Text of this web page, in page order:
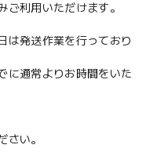
ご利用いただけます。
は発送作業を行っており
に通常よりお時間をいた
さい。